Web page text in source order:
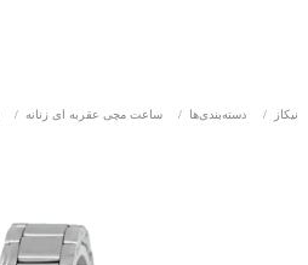
نیکاز / دسته‌بندی‌ها / ساعت مچی عقربه ای زنانه /